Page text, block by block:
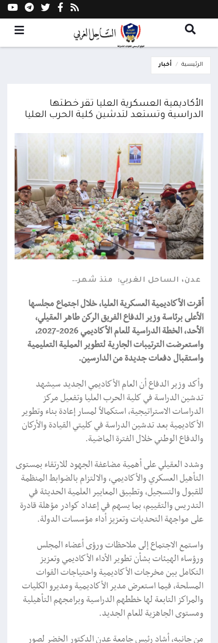
الرئيسية أخبار
الأكاديمية العسكرية العليا تقر خطتها
الدراسية وتستعد لتدشين كلية الحرب العليا
عدن، الساحل الغربي: منذ شهر
أقرت الأكاديمية العسكرية العليا، خلال اجتماع مجلسها
الأعلى برئاسة وزير الدفاع الفريق الركن طاهر العقيلي،
الأحد، الخطة الدراسية للعام الأكاديمي 2026-2027،
واستعرضت الترتيبات الجارية لتطوير العملية التعليمية
واستقبال دفعات جديدة من الدارسين.
وأكد وزير الدفاع أن العام الأكاديمي الجديد سيشهد
تدشين الدراسة في كلية الحرب العليا وتفعيل مركز
الدراسات الاستراتيجية، استكمالاً لمسار إعادة بناء وتطوير
الأكاديمية بعد تدشين الدراسة في كليتي القيادة والأركان
والدفاع الوطني خلال الفترة الماضية.
وشدد العقيلي على أهمية مضاعفة الجهود للارتقاء بمستوى
التأهيل العسكري والأكاديمي، والالتزام بالضوابط المنظمة
للقبول والتسجيل، وتطبيق المعايير العلمية الحديثة في
التدريس والتقييم، بما يسهم في إعداد كوادر مؤهلة قادرة
على مواجهة التحديات وتعزيز أداء مؤسسات الدولة.
واستمع الاجتماع إلى ملاحظات ورؤى أعضاء المجلس
ورؤساء الهيئات بشأن تطوير الأداء الأكاديمي وتعزيز
التكامل بين مخرجات الأكاديمية واحتياجات القوات
المسلحة، فيما استعرض مدير الأكاديمية ومديرو الكليات
والمراكز التابعة لها خططهم الدراسية وبرامجهم التأهيلية
ومستوى الجاهزية للعام الجديد.
من جانبه، أشاد رئيس جامعة عدن الدكتور الخضر لصور